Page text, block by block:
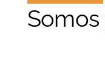
Somos